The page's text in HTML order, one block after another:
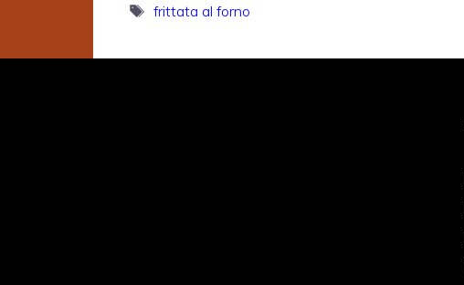
Tag
frittata al forno